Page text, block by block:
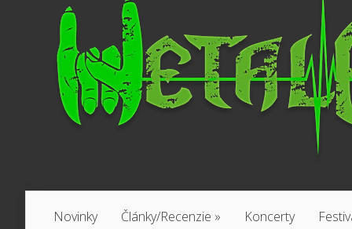
Novinky Články/Recenzie » Koncerty